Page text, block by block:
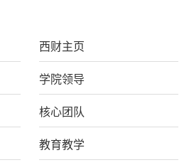
西财主页
学院领导
核心团队
教育教学